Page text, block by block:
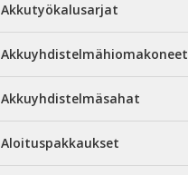
Akkutyökalusarjat
Akkuyhdistelmähiomakoneet
Akkuyhdistelmäsahat
Aloituspakkaukset